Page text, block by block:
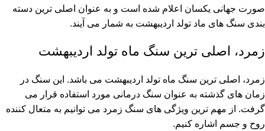
صورت جهانی یکسان اعلام شده است و به عنوان اصلی ترین دسته
بندی سنگ های ماد تولد اردیبهشت به شمار می آیند.
زمرد، اصلی ترین سنگ ماه تولد اردیبهشت
زمرد، اصلی ترین سنگ ماه تولد اردیبهشت می باشد. این سنگ در
زمان های گذشته به عنوان سنگ درمانی مورد استفاده قرار می
گرفت. از مهم ترین ویژگی های سنگ زمرد می توانیم به متعال کننده
روح و جسم اشاره کنیم.